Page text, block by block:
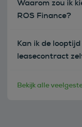
Waarom zou ik
ROS Finance?
Kan ik de
leasecontract
Bekijk alle